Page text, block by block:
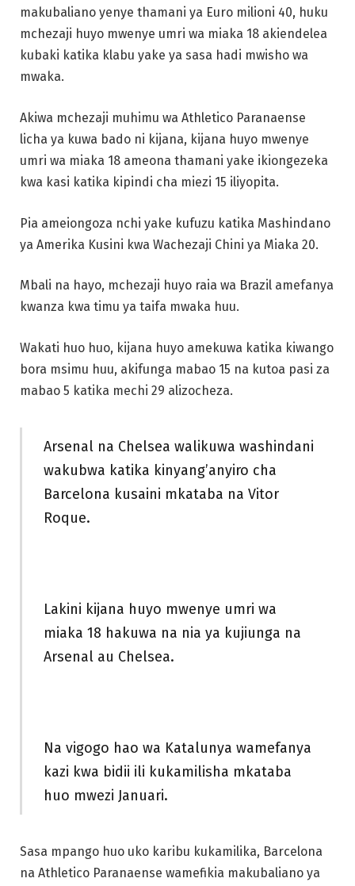
makubaliano yenye thamani ya Euro milioni 40, huku
mchezaji huyo mwenye umri wa miaka 18 akiendelea
kubaki katika klabu yake ya sasa hadi mwisho wa
mwaka.
Akiwa mchezaji muhimu wa Athletico Paranaense
licha ya kuwa bado ni kijana, kijana huyo mwenye
umri wa miaka 18 ameona thamani yake ikiongezeka
kwa kasi katika kipindi cha miezi 15 iliyopita.
Pia ameiongoza nchi yake kufuzu katika Mashindano
ya Amerika Kusini kwa Wachezaji Chini ya Miaka 20.
Mbali na hayo, mchezaji huyo raia wa Brazil amefanya
kwanza kwa timu ya taifa mwaka huu.
Wakati huo huo, kijana huyo amekuwa katika kiwango
bora msimu huu, akifunga mabao 15 na kutoa pasi za
mabao 5 katika mechi 29 alizocheza.
Arsenal na Chelsea walikuwa washindani
wakubwa katika kinyang’anyiro cha
Barcelona kusaini mkataba na Vitor
Roque.
Lakini kijana huyo mwenye umri wa
miaka 18 hakuwa na nia ya kujiunga na
Arsenal au Chelsea.
Na vigogo hao wa Katalunya wamefanya
kazi kwa bidii ili kukamilisha mkataba
huo mwezi Januari.
Sasa mpango huo uko karibu kukamilika, Barcelona
na Athletico Paranaense wamefikia makubaliano ya